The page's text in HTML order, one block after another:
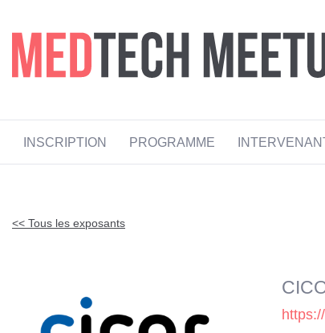
MEDTECH MEETUP
INSCRIPTION PROGRAMME
<< Tous les exposants